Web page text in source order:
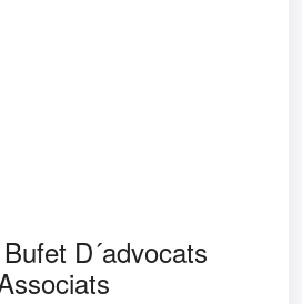
D´advocats